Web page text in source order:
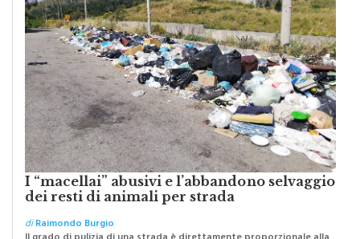
I “macellai” abusivi e l’abbandono selvaggio
dei resti di animali per strada